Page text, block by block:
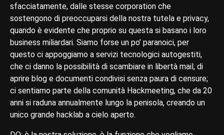
sfacciatamente, dalle stesse corporation che
sostengono di preoccuparsi della nostra tutela e privacy,
quando è evidente che proprio su questa si basano i loro
business miliardari. Siamo forse un po’ paranoici, per
questo ci appoggiamo a servizi tecnologici autogestiti,
che ci danno la possibilità di scambiare in libertà mail, di
aprire blog e documenti condivisi senza paura di censure;
ci sentiamo parte della comunità Hackmeeting, che da 20
anni si raduna annualmente lungo la penisola, creando un
unico grande hacklab a cielo aperto.